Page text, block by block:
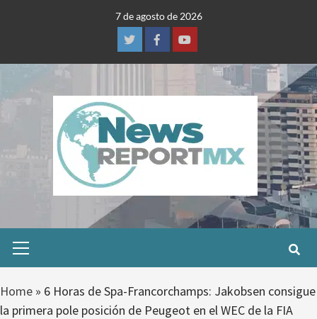
7 de agosto de 2026
TwitterFacebookYoutube
Menu
Home » 6 Horas de Spa-Francorchamps: Jakobsen consigue
la primera pole posición de Peugeot en el WEC de la FIA